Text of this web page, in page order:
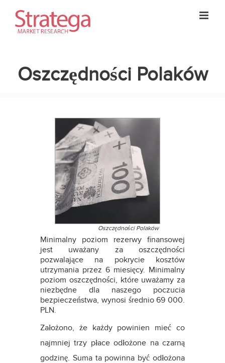
content
Oszczędności Polaków
Oszczędności Polaków
Minimalny poziom rezerwy finansowej
jest uważany za oszczędności
pozwalające na pokrycie kosztów
utrzymania przez 6 miesięcy. Minimalny
poziom oszczędności, które uważamy za
niezbędne dla naszego poczucia
bezpieczeństwa, wynosi średnio 69 000.
PLN.
Założono, że każdy powinien mieć co
najmniej trzy płace odłożone na czarną
godzinę. Suma ta powinna być odłożona